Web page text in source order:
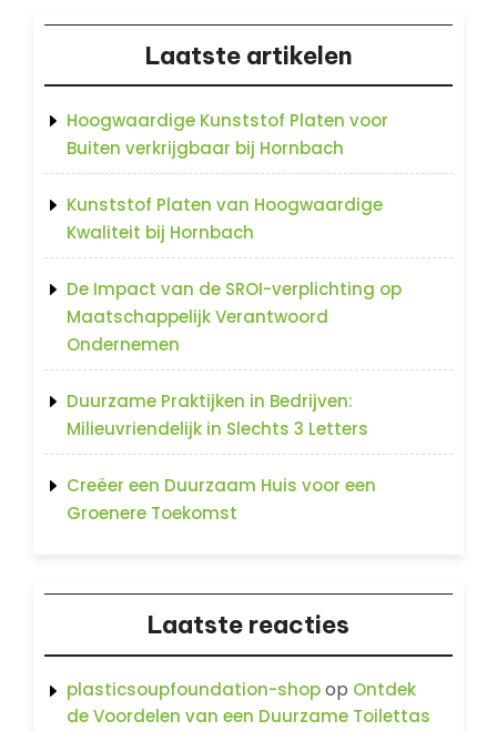
Laatste artikelen
Hoogwaardige Kunststof Platen voor
Buiten verkrijgbaar bij Hornbach
Kunststof Platen van Hoogwaardige
Kwaliteit bij Hornbach
De Impact van de SROI-verplichting op
Maatschappelijk Verantwoord
Ondernemen
Duurzame Praktijken in Bedrijven:
Milieuvriendelijk in Slechts 3 Letters
Creëer een Duurzaam Huis voor een
Groenere Toekomst
Laatste reacties
plasticsoupfoundation-shopop Ontdek
de Voordelen van een Duurzame Toilettas